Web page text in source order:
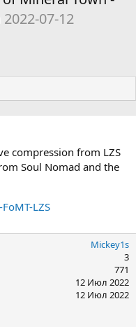
2022-07-12
compression from LZS
Soul Nomad and the
LZS
Mickey1s
3
771
12 Июл 2022
12 Июл 2022